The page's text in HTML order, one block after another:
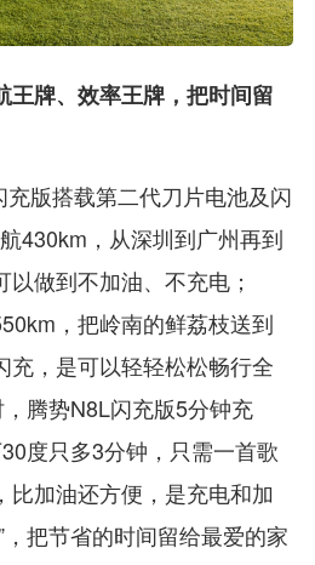
王牌、效率王牌，把时间留
版搭载第二代刀片电池及闪
430km，从深圳到广州再到
做到不加油、不充电；
，把岭南的鲜荔枝送到
充，是可以轻轻松松畅行全
，腾势N8L闪充版5分钟充
度只多3分钟，只需一首歌
比加油还方便，是充电和加
把节省的时间留给最爱的家